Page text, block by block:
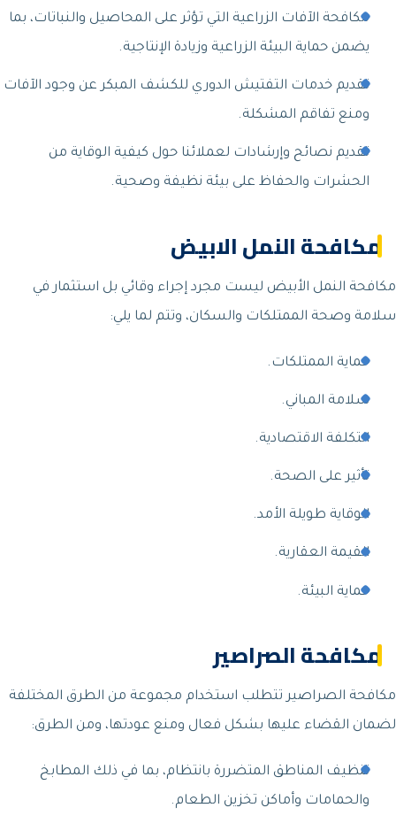
مكافحة الآفات الزراعية التي تؤثر على المحاصيل والنباتات، بما
يضمن حماية البيئة الزراعية وزيادة الإنتاجية.
تقديم خدمات التفتيش الدوري للكشف المبكر عن وجود الآفات
ومنع تفاقم المشكلة.
تقديم نصائح وإرشادات لعملائنا حول كيفية الوقاية من
الحشرات والحفاظ على بيئة نظيفة وصحية.
مكافحة النمل الابيض
مكافحة النمل الأبيض ليست مجرد إجراء وقائي بل استثمار في
سلامة وصحة الممتلكات والسكان، وتتم لما يلي:
حماية الممتلكات.
سلامة المباني.
التكلفة الاقتصادية.
تأثير على الصحة.
الوقاية طويلة الأمد.
القيمة العقارية.
حماية البيئة.
مكافحة الصراصير
مكافحة الصراصير تتطلب استخدام مجموعة من الطرق المختلفة
لضمان القضاء عليها بشكل فعال ومنع عودتها، ومن الطرق:
تنظيف المناطق المتضررة بانتظام، بما في ذلك المطابخ
والحمامات وأماكن تخزين الطعام.